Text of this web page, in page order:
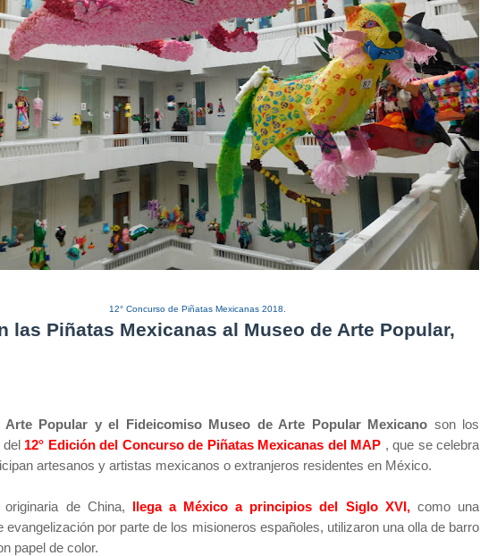
12° Concurso de Piñatas Mexicanas 2018.
las Piñatas Mexicanas al Museo de Arte Popular,
Arte Popular y el Fideicomiso Museo de Arte Popular Mexicano son los
del 12° Edición del Concurso de Piñatas Mexicanas del MAP , que se celebra
artesanos y artistas mexicanos o extranjeros residentes en México.
originaria de China, llega a México a principios del Siglo XVI,como una
evangelización por parte de los misioneros españoles, utilizaron una olla de barro
papel de color.